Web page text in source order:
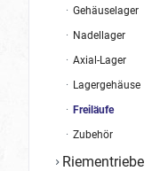
Gehäuselager
Nadellager
Axial-Lager
Lagergehäuse
Freiläufe
Zubehör
Riementriebe